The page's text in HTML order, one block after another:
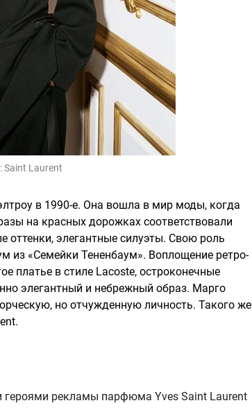
Saint Laurent
в 1990-е. Она вошла в мир моды, когда
на красных дорожках соответствовали
оттенки, элегантные силуэты. Свою роль
из «Семейки Тененбаум». Воплощение ретро-
платье в стиле Lacoste, остроконечные
элегантный и небрежный образ. Марго
но отчужденную личность. Такого же
героями рекламы парфюма Yves Saint Laurent